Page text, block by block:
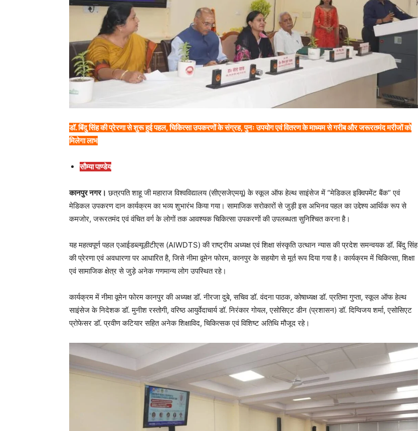
डॉ. बिंदु सिंह की प्रेरणा से शुरू हुई पहल, चिकित्सा उपकरणों के संग्रह, पुनः उपयोग एवं वितरण के माध्यम से गरीब और जरूरतमंद मरीजों को
मिलेगा लाभ
सौम्या पाण्डेय
कानपुर नगर। छत्रपति शाहू जी महाराज विश्वविद्यालय (सीएसजेएमयू) के स्कूल ऑफ हेल्थ साइंसेज में “मेडिकल इक्विपमेंट बैंक” एवं
मेडिकल उपकरण दान कार्यक्रम का भव्य शुभारंभ किया गया। सामाजिक सरोकारों से जुड़ी इस अभिनव पहल का उद्देश्य आर्थिक रूप से
कमजोर, जरूरतमंद एवं वंचित वर्ग के लोगों तक आवश्यक चिकित्सा उपकरणों की उपलब्धता सुनिश्चित करना है।
यह महत्वपूर्ण पहल एआईडब्ल्यूडीटीएस (AIWDTS) की राष्ट्रीय अध्यक्ष एवं शिक्षा संस्कृति उत्थान न्यास की प्रदेश समन्वयक डॉ. बिंदु सिंह
की प्रेरणा एवं अवधारणा पर आधारित है, जिसे नीमा वूमेन फोरम, कानपुर के सहयोग से मूर्त रूप दिया गया है। कार्यक्रम में चिकित्सा, शिक्षा
एवं सामाजिक क्षेत्र से जुड़े अनेक गणमान्य लोग उपस्थित रहे।
कार्यक्रम में नीमा वूमेन फोरम कानपुर की अध्यक्ष डॉ. नीरजा दुबे, सचिव डॉ. वंदना पाठक, कोषाध्यक्ष डॉ. प्रतिमा गुप्ता, स्कूल ऑफ हेल्थ
साइंसेज के निदेशक डॉ. मुनीश रस्तोगी, वरिष्ठ आयुर्वेदाचार्य डॉ. निरंकार गोयल, एसोसिएट डीन (प्रशासन) डॉ. दिग्विजय शर्मा, एसोसिएट
प्रोफेसर डॉ. प्रवीण कटियार सहित अनेक शिक्षाविद, चिकित्सक एवं विशिष्ट अतिथि मौजूद रहे।